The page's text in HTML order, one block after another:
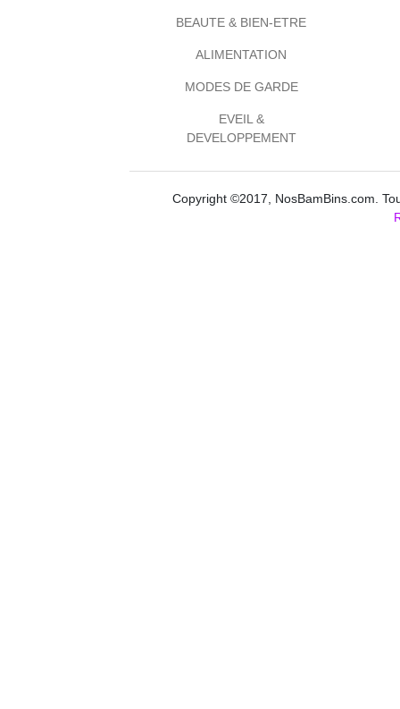
BEAUTE & BIEN-ETRE
ALIMENTATION
MODES DE GARDE
EVEIL &
DEVELOPPEMENT
Copyright ©2017, NosBamBins.com.